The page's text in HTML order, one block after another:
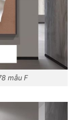
mẫu F